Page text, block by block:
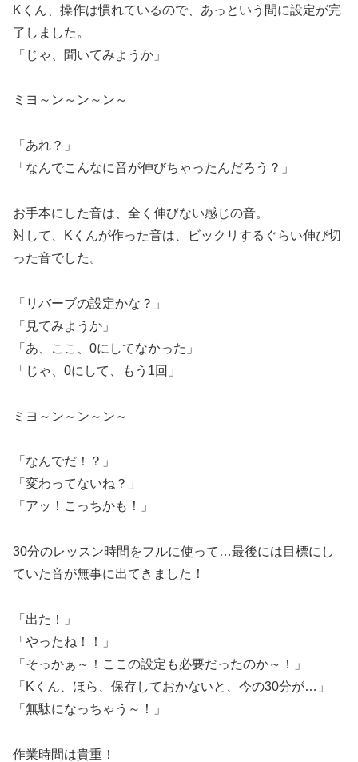
Kくん、操作は慣れているので、あっという間に設定が完
了しました。
「じゃ、聞いてみようか」
ミヨ～ン～ン～ン～
「あれ？」
「なんでこんなに音が伸びちゃったんだろう？」
お手本にした音は、全く伸びない感じの音。
対して、Kくんが作った音は、ビックリするぐらい伸び切
った音でした。
「リバーブの設定かな？」
「見てみようか」
「あ、ここ、0にしてなかった」
「じゃ、0にして、もう1回」
ミヨ～ン～ン～ン～
「なんでだ！？」
「変わってないね？」
「アッ！こっちかも！」
30分のレッスン時間をフルに使って…最後には目標にし
ていた音が無事に出てきました！
「出た！」
「やったね！！」
「そっかぁ～！ここの設定も必要だったのか～！」
「Kくん、ほら、保存しておかないと、今の30分が…」
「無駄になっちゃう～！」
作業時間は貴重！